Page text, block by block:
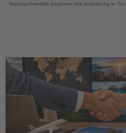
Nachwuchskräfte beginnen ihre Ausbildung in